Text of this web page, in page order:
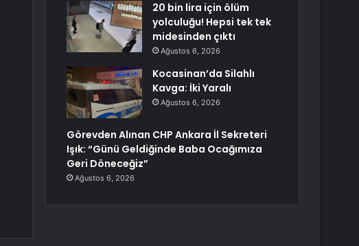
20 bin lira için ölüm
yolculuğu! Hepsi tek tek
midesinden çıktı
Ağustos 6, 2026
Kocasinan’da Silahlı
Kavga: İki Yaralı
Ağustos 6, 2026
Görevden Alınan CHP Ankara İl Sekreteri
Işık: “Günü Geldiğinde Baba Ocağımıza
Geri Döneceğiz”
Ağustos 6, 2026